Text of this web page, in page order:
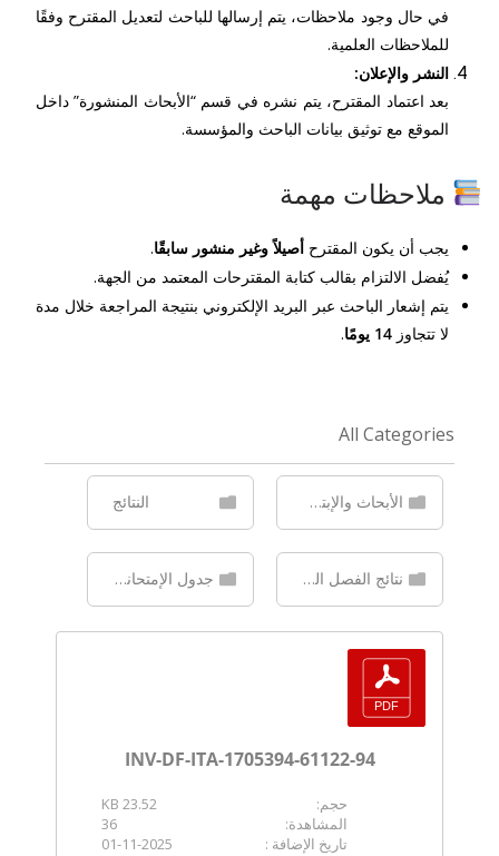
في حال وجود ملاحظات، يتم إرسالها للباحث لتعديل المقترح وفقًا
للملاحظات العلمية.
النشر والإعلان:
بعد اعتماد المقترح، يتم نشره في قسم “الأبحاث المنشورة” داخل
الموقع مع توثيق بيانات الباحث والمؤسسة.
ملاحظات مهمة
يجب أن يكون المقترح أصيلاً وغير منشور سابقًا.
يُفضل الالتزام بقالب كتابة المقترحات المعتمد من الجهة.
يتم إشعار الباحث عبر البريد الإلكتروني بنتيجة المراجعة خلال مدة
لا تتجاوز 14 يومًا .
All Categories
الأبحاث والإبتكارات النتائج
نتائج الفصل الثاني (الدور الثاني) جدول الإمتحانات
INV-DF-ITA-1705394-61122-94
حجم:
23.52 KB
المشاهدة:
36
تاريخ الإضافة :
01-11-2025